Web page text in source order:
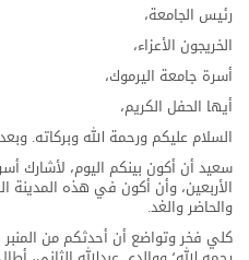
رئيس الجامعة،
الخريجون الأعزاء،
أسرة جامعة
أيها الحفل الكريم،
السلام عليكم ورحمة الله وبركاته.
سعيد أن أكون بينكم اليوم، لأشارك
الأربعين، وأن أكون في هذه المدينة
والحاضر والغد.
كلي فخر وتواضع أن أحدثكم من